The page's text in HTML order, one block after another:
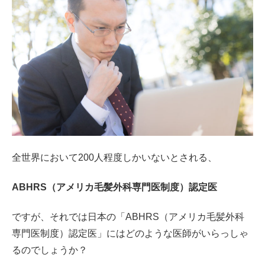
全世界において200人程度しかいないとされる、
ABHRS（アメリカ毛髪外科専門医制度）認定医
ですが、それでは日本の「ABHRS（アメリカ毛髪外科
専門医制度）認定医」にはどのような医師がいらっしゃ
るのでしょうか？